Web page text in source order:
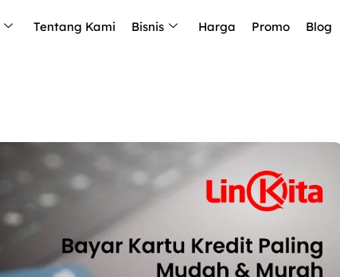
Tentang Kami Bisnis Harga Promo Blog